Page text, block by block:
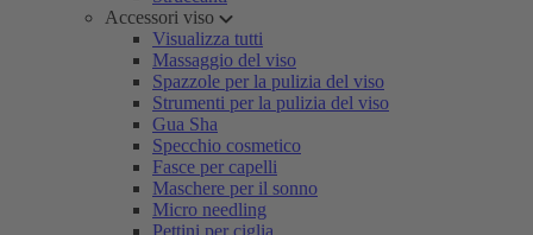
Accessori viso
Visualizza tutti
Massaggio del viso
Spazzole per la pulizia del viso
Strumenti per la pulizia del viso
Gua Sha
Specchio cosmetico
Fasce per capelli
Maschere per il sonno
Micro needling
Pettini per ciglia